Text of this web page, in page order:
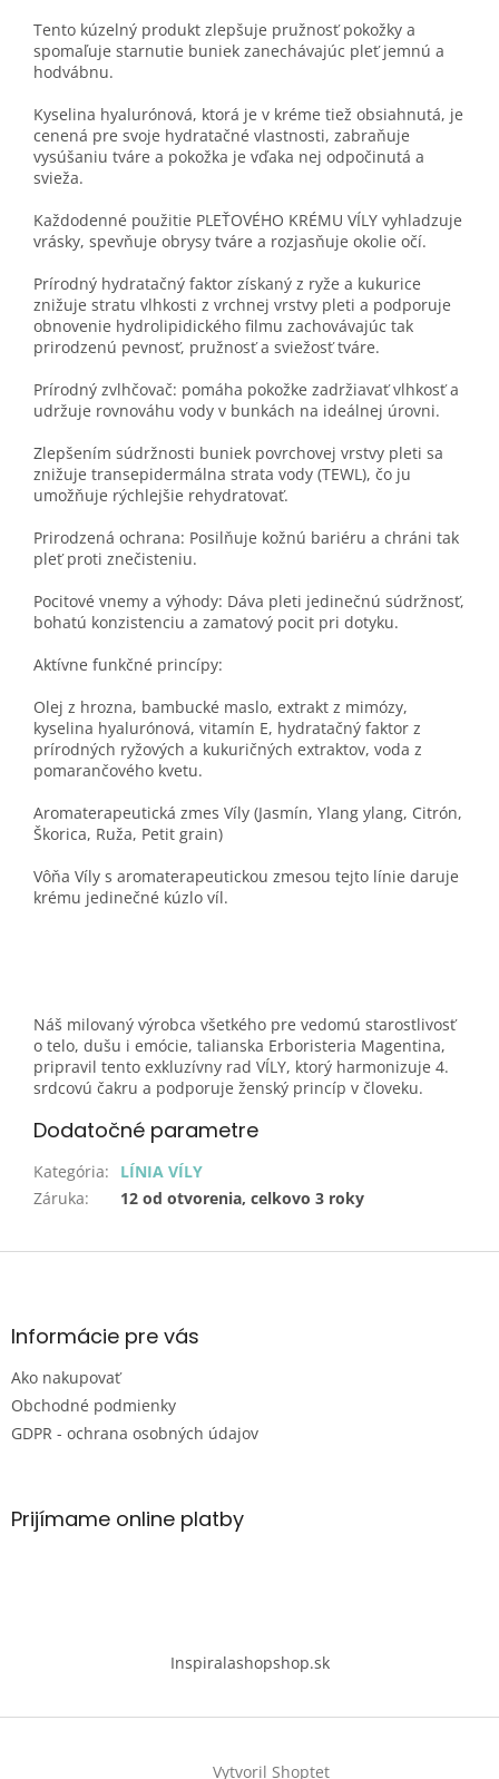
Tento kúzelný produkt zlepšuje pružnosť pokožky a
spomaľuje starnutie buniek zanechávajúc pleť jemnú a
hodvábnu.
Kyselina hyalurónová, ktorá je v kréme tiež obsiahnutá, je
cenená pre svoje hydratačné vlastnosti, zabraňuje
vysúšaniu tváre a pokožka je vďaka nej odpočinutá a
svieža.
Každodenné použitie PLEŤOVÉHO KRÉMU VÍLY vyhladzuje
vrásky, spevňuje obrysy tváre a rozjasňuje okolie očí.
Prírodný hydratačný faktor získaný z ryže a kukurice
znižuje stratu vlhkosti z vrchnej vrstvy pleti a podporuje
obnovenie hydrolipidického filmu zachovávajúc tak
prirodzenú pevnosť, pružnosť a sviežosť tváre.
Prírodný zvlhčovač: pomáha pokožke zadržiavať vlhkosť a
udržuje rovnováhu vody v bunkách na ideálnej úrovni.
Zlepšením súdržnosti buniek povrchovej vrstvy pleti sa
znižuje transepidermálna strata vody (TEWL), čo ju
umožňuje rýchlejšie rehydratovať.
Prirodzená ochrana: Posilňuje kožnú bariéru a chráni tak
pleť proti znečisteniu.
Pocitové vnemy a výhody: Dáva pleti jedinečnú súdržnosť,
bohatú konzistenciu a zamatový pocit pri dotyku.
Aktívne funkčné princípy:
Olej z hrozna, bambucké maslo, extrakt z mimózy,
kyselina hyalurónová, vitamín E, hydratačný faktor z
prírodných ryžových a kukuričných extraktov, voda z
pomarančového kvetu.
Aromaterapeutická zmes Víly (Jasmín, Ylang ylang, Citrón,
Škorica, Ruža, Petit grain)
Vôňa Víly s aromaterapeutickou zmesou tejto línie daruje
krému jedinečné kúzlo víl.
Náš milovaný výrobca všetkého pre vedomú starostlivosť
o telo, dušu i emócie, talianska Erboristeria Magentina,
pripravil tento exkluzívny rad VÍLY, ktorý harmonizuje 4.
srdcovú čakru a podporuje ženský princíp v človeku.
Dodatočné parametre
Kategória:
LÍNIA VÍLY
Záruka: 12 od otvorenia, celkovo 3 roky
Z
ä
e
Informácie pre vás
Ako nakupovať
Obchodné podmienky
GDPR - ochrana osobných údajov
Prijímame online platby
Inspiralashopshop.sk
Vytvoril Shoptet